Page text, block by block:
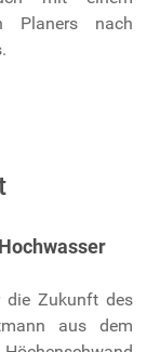
Planers nach
die Zukunft des
aus dem